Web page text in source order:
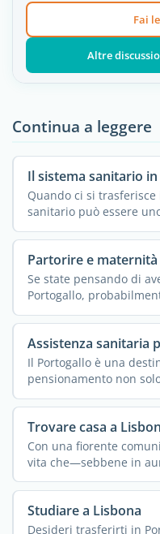
Fai
Altre
Continua a leggere
Il sistema sanitario
Quando ci si
sanitario può essere
Partorire e
Se state pensando di
Portogallo,
Assistenza sanitaria
Il Portogallo è una
pensionamento non
...
Trovare casa a
Con una fiorente
vita che—sebbene in
Studiare a Lisbona
Desideri trasferirti in